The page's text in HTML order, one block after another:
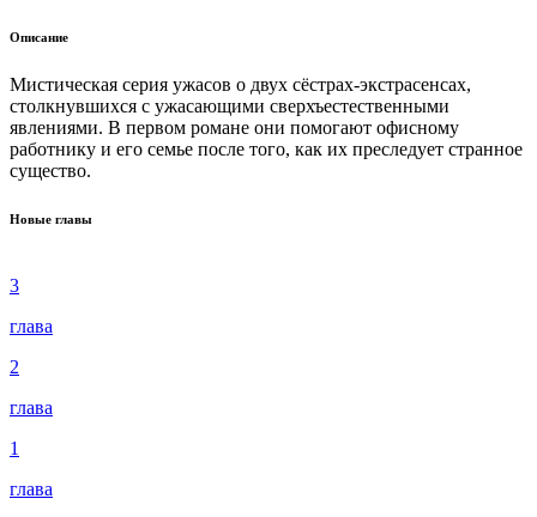
Описание
Мистическая серия ужасов о двух сёстрах-экстрасенсах,
столкнувшихся с ужасающими сверхъестественными
явлениями. В первом романе они помогают офисному
работнику и его семье после того, как их преследует странное
существо.
Новые главы
3
глава
2
глава
1
глава